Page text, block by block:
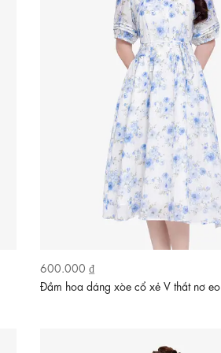
600.000 ₫
Đầm hoa dáng xòe cổ xẻ V thắt nơ eo